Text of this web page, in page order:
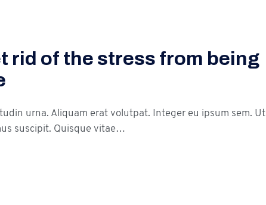
rid of the stress from being
urna. Aliquam erat volutpat. Integer eu ipsum sem. Ut
suscipit. Quisque vitae…